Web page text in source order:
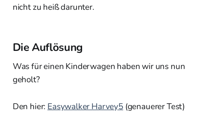
nicht zu heiß darunter.
Die Auflösung
Was für einen Kinderwagen haben wir uns nun
geholt?
Den hier: Easywalker Harvey5(genauerer Test)